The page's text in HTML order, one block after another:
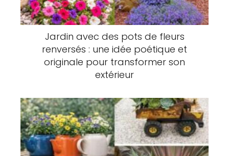
Jardin avec des pots de fleurs
renversés : une idée poétique et
originale pour transformer son
extérieur